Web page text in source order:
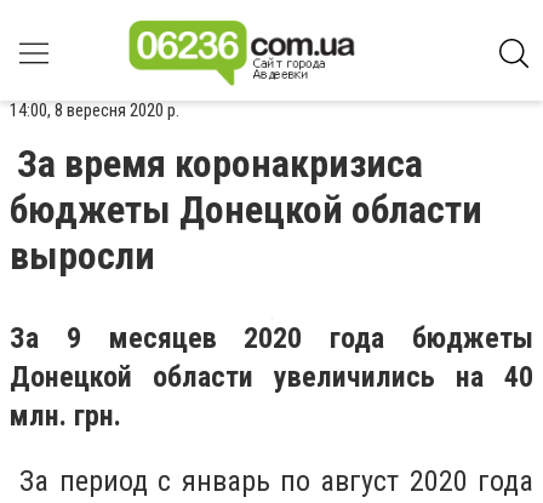
14:00, 8 вересня 2020 р.
За время коронакризиса
бюджеты Донецкой области
выросли
За 9 месяцев 2020 года бюджеты
Донецкой области увеличились на 40
млн. грн.
За период с январь по август 2020 года